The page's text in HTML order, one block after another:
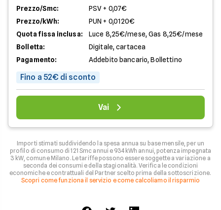
Prezzo/Smc:
PSV + 0,07€
Prezzo/kWh:
PUN + 0,0120€
Quota fissa inclusa:
Luce 8,25€/mese, Gas 8,25€/mese
Bolletta:
Digitale, cartacea
Pagamento:
Addebito bancario, Bollettino
Fino a 52€ di sconto
Vai
Importi stimati suddividendo la spesa annua su base mensile, per un
profilo di consumo di 121 Smc annui e 934 kWh annui, potenza impegnata
3 kW, comune Milano. Le tariffe possono essere soggette a variazione a
seconda dei consumi e della stagionalità. Verifica le condizioni
economiche e contrattuali del Partner scelto prima della sottoscrizione.
Scopri come funziona il servizio e come calcoliamo il risparmio